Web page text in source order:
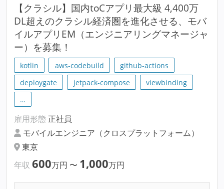
【クラシル】国内toCアプリ最大級 4,400万
DL超えのクラシル経済圏を進化させる、モバ
イルアプリEM（エンジニアリングマネージャ
ー）を募集！
kotlin aws-codebuild
github-actions
deploygate
jetpack-compose
viewbinding
…
雇用形態 正社員
モバイルエンジニア（クロスプラットフォーム）
東京
年収 600万円 〜 1,000万円